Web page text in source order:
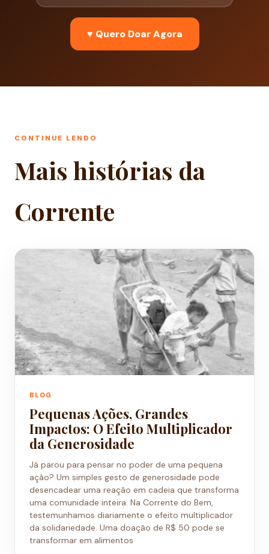
♥ Quero Doar Agora
CONTINUE LENDO
Mais histórias da
Corrente
BLOG
Pequenas Ações, Grandes
Impactos: O Efeito Multiplicador
da Generosidade
Já parou para pensar no poder de uma pequena
ação? Um simples gesto de generosidade pode
desencadear uma reação em cadeia que transforma
uma comunidade inteira. Na Corrente do Bem,
testemunhamos diariamente o efeito multiplicador
da solidariedade. Uma doação de R$ 50 pode se
transformar em alimentos